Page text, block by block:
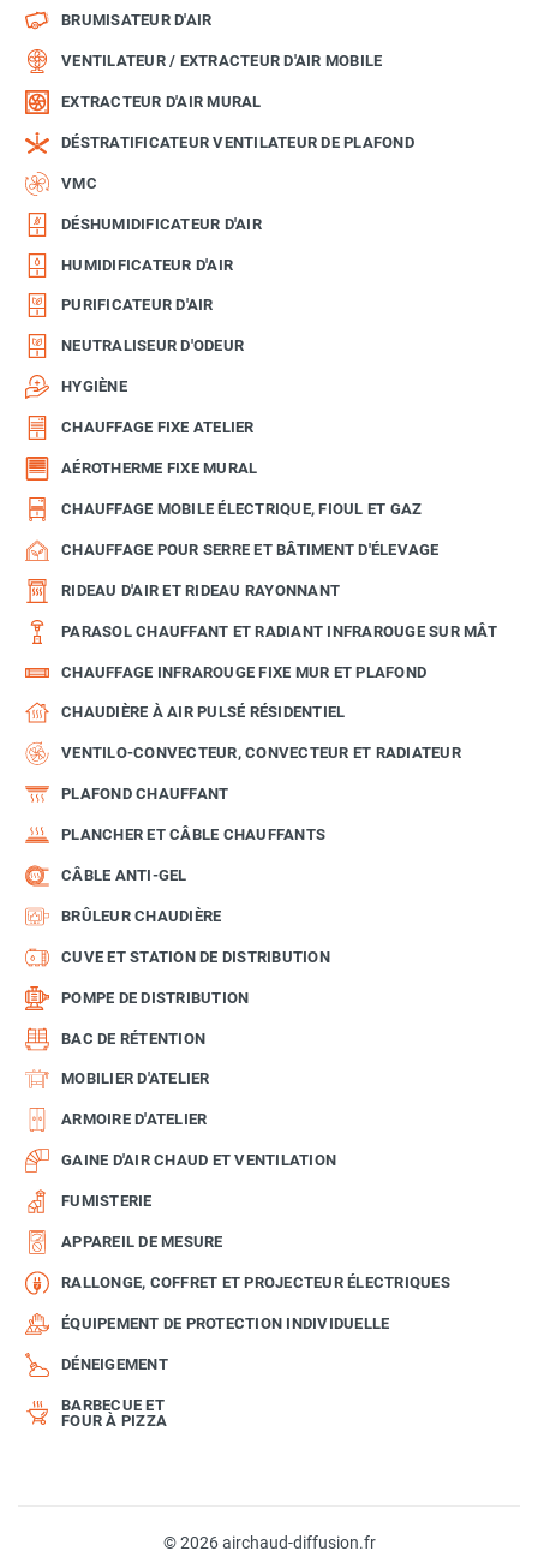
BRUMISATEUR D'AIR
VENTILATEUR / EXTRACTEUR D'AIR MOBILE
EXTRACTEUR D'AIR MURAL
DÉSTRATIFICATEUR VENTILATEUR DE PLAFOND
VMC
DÉSHUMIDIFICATEUR D'AIR
HUMIDIFICATEUR D'AIR
PURIFICATEUR D'AIR
NEUTRALISEUR D'ODEUR
HYGIÈNE
CHAUFFAGE FIXE ATELIER
AÉROTHERME FIXE MURAL
CHAUFFAGE MOBILE ÉLECTRIQUE, FIOUL ET GAZ
CHAUFFAGE POUR SERRE ET BÂTIMENT D'ÉLEVAGE
RIDEAU D'AIR ET RIDEAU RAYONNANT
PARASOL CHAUFFANT ET RADIANT INFRAROUGE SUR MÂT
CHAUFFAGE INFRAROUGE FIXE MUR ET PLAFOND
CHAUDIÈRE À AIR PULSÉ RÉSIDENTIEL
VENTILO-CONVECTEUR, CONVECTEUR ET RADIATEUR
PLAFOND CHAUFFANT
PLANCHER ET CÂBLE CHAUFFANTS
CÂBLE ANTI-GEL
BRÛLEUR CHAUDIÈRE
CUVE ET STATION DE DISTRIBUTION
POMPE DE DISTRIBUTION
BAC DE RÉTENTION
MOBILIER D'ATELIER
ARMOIRE D'ATELIER
GAINE D'AIR CHAUD ET VENTILATION
FUMISTERIE
APPAREIL DE MESURE
RALLONGE, COFFRET ET PROJECTEUR ÉLECTRIQUES
ÉQUIPEMENT DE PROTECTION INDIVIDUELLE
DÉNEIGEMENT
BARBECUE ET
FOUR À PIZZA
© 2026 airchaud-diffusion.fr